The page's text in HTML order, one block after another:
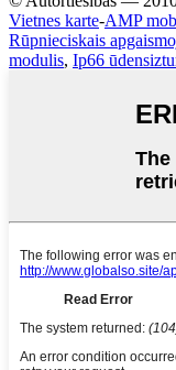
Vietnes karte-AMP
Rūpnieciskais
modulis, Ip66